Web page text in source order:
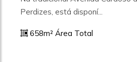
Perdizes, está disponí...
658m² Área Total